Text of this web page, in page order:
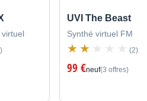
UVI The Beast
Synthé virtuel FM
(2)
99 €neuf(3 offres)